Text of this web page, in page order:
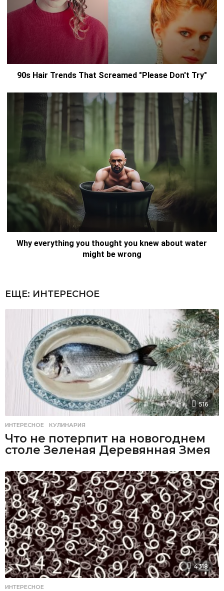
ЕЩЕ: ИНТЕРЕСНОЕ
516
ИНТЕРЕСНОЕ ,КУЛИНАРИЯ
Что не потерпит на новогоднем
столе Зеленая Деревянная Змея
4318
ИНТЕРЕСНОЕ